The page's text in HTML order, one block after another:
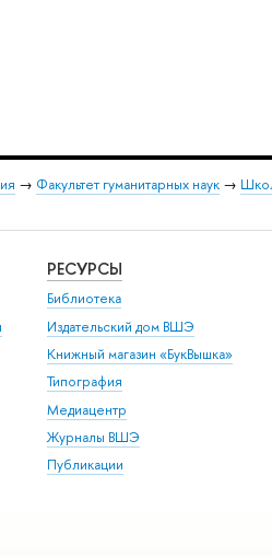
→ Факультет гуманитарных наук →
РЕСУРСЫ
Библиотека
Издательский дом ВШЭ
Книжный магазин «БукВышка»
Типография
Медиацентр
Журналы ВШЭ
Публикации